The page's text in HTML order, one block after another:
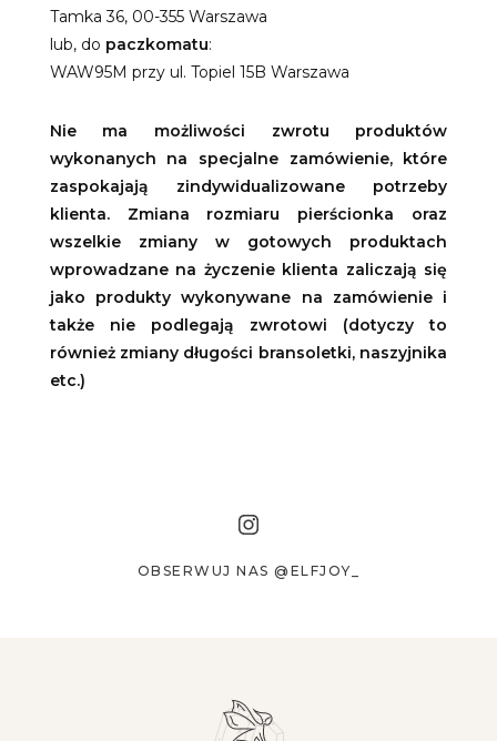
Tamka 36, 00-355 Warszawa
lub, do paczkomatu:
WAW95M przy ul. Topiel 15B Warszawa
Nie ma możliwości zwrotu produktów
wykonanych na specjalne zamówienie, które
zaspokajają zindywidualizowane potrzeby
klienta. Zmiana rozmiaru pierścionka oraz
wszelkie zmiany w gotowych produktach
wprowadzane na życzenie klienta zaliczają się
jako produkty wykonywane na zamówienie i
także nie podlegają zwrotowi (dotyczy to
również zmiany długości bransoletki, naszyjnika
etc.)
OBSERWUJ NAS @ELFJOY_